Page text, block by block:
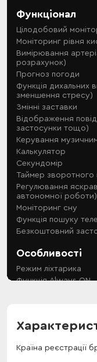
Країна реєстрації